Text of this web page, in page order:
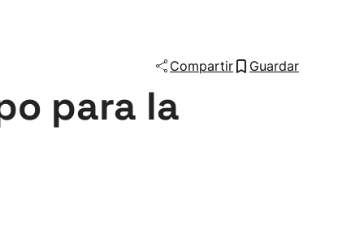
Compartir Guardar
para la